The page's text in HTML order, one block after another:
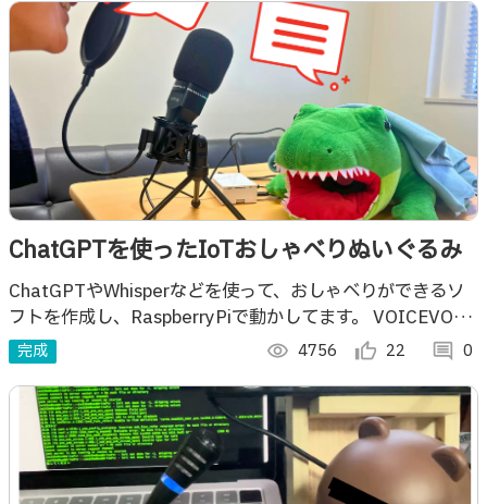
ChatGPTを使ったIoTおしゃべりぬいぐるみ
ChatGPTやWhisperなどを使って、おしゃべりができるソ
フトを作成し、RaspberryPiで動かしてます。 VOICEVOX:
ずんだもん
完成 visibility 4756 thumb_up_alt 22 comment 0